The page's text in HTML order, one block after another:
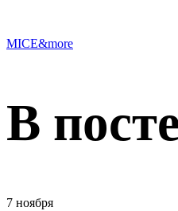
MICE&more
В
7 ноября